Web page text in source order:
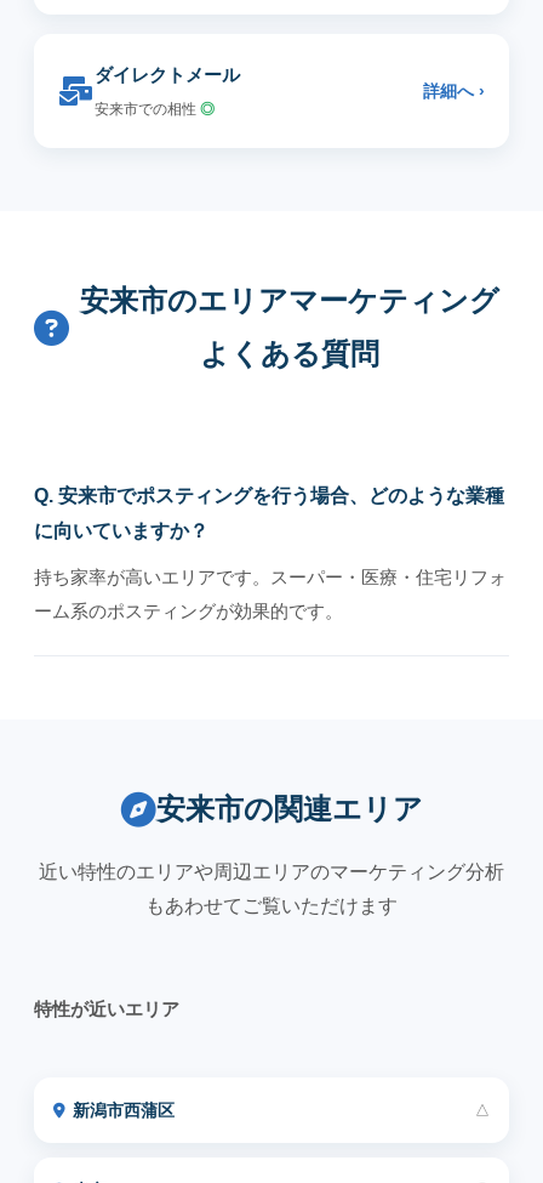
ダイレクトメール
安来市での相性 ◎
詳細へ ›
安来市のエリアマーケティング
よくある質問
Q. 安来市でポスティングを行う場合、どのような業種
に向いていますか？
持ち家率が高いエリアです。スーパー・医療・住宅リフォ
ーム系のポスティングが効果的です。
安来市の関連エリア
近い特性のエリアや周辺エリアのマーケティング分析
もあわせてご覧いただけます
特性が近いエリア
新潟市西蒲区 △